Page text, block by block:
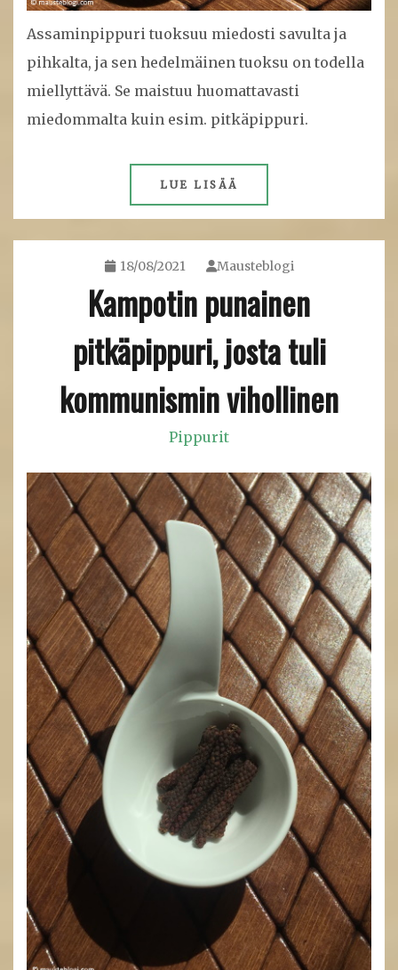
Assaminpippuri tuoksuu miedosti savulta ja
pihkalta, ja sen hedelmäinen tuoksu on todella
miellyttävä. Se maistuu huomattavasti
miedommalta kuin esim. pitkäpippuri.
LUE LISÄÄ
18/08/2021 Mausteblogi
Kampotin punainen
pitkäpippuri, josta tuli
kommunismin vihollinen
Pippurit